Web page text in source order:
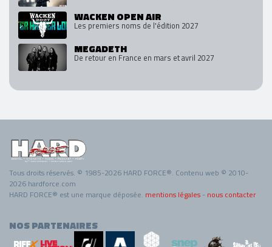
WACKEN OPEN AIR
Les premiers noms de l'édition 2027
MEGADETH
De retour en France en mars et avril 2027
Tous droits réservés. © 1985-2026 HARD FORCE®. Contenu web © 2010-
2026 hardforce.com
HARD FORCE® est une marque déposée. mentions légales - nous contacter
NOS PARTENAIRES